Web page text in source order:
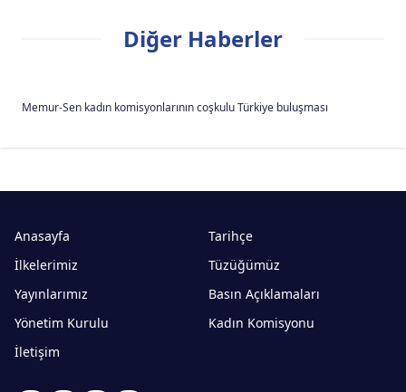
Diğer Haberler
Memur-Sen kadın komisyonlarının coşkulu Türkiye buluşması
Anasayfa
Tarihçe
İlkelerimiz
Tüzüğümüz
Yayınlarımız
Basın Açıklamaları
Yönetim Kurulu
Kadın Komisyonu
İletişim